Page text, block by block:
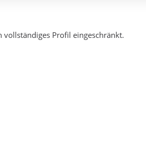
Profil eingeschränkt.